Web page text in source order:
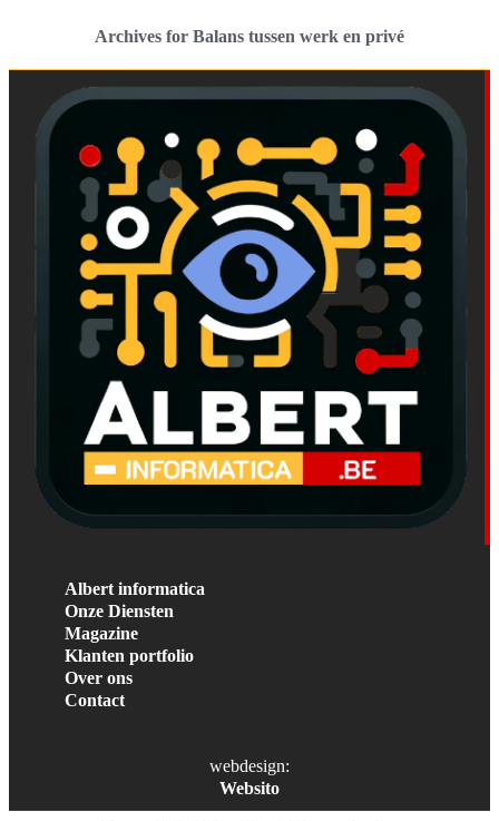
Archives for Balans tussen werk en privé
Albert informatica
Onze Diensten
Magazine
Klanten portfolio
Over ons
Contact
webdesign:
Websito